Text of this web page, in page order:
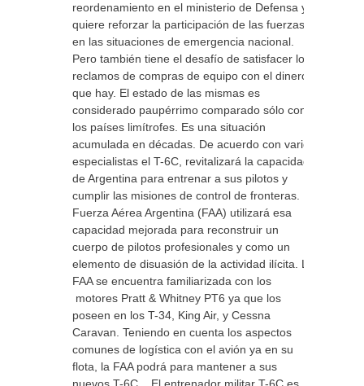
reordenamiento en el ministerio de Defensa y
quiere reforzar la participación de las fuerzas
en las situaciones de emergencia nacional.
Pero también tiene el desafío de satisfacer los
reclamos de compras de equipo con el dinero
que hay. El estado de las mismas es
considerado paupérrimo comparado sólo con
los países limítrofes. Es una situación
acumulada en décadas. De acuerdo con varios
especialistas el T-6C, revitalizará la capacidad
de Argentina para entrenar a sus pilotos y
cumplir las misiones de control de fronteras. La
Fuerza Aérea Argentina (FAA) utilizará esa
capacidad mejorada para reconstruir un
cuerpo de pilotos profesionales y como un
elemento de disuasión de la actividad ilícita. La
FAA se encuentra familiarizada con los
motores Pratt & Whitney PT6 ya que los
poseen en los T-34, King Air, y Cessna
Caravan. Teniendo en cuenta los aspectos
comunes de logística con el avión ya en su
flota, la FAA podrá para mantener a sus